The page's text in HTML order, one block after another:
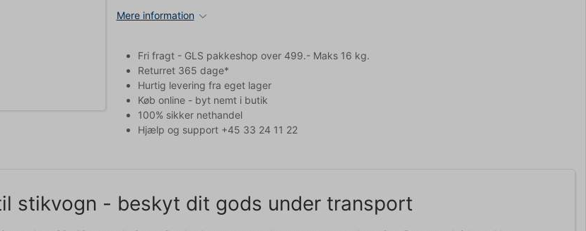
Mere information
Fri fragt - GLS pakkeshop over 499.- Maks 16 kg.
Returret 365 dage*
Hurtig levering fra eget lager
Køb online - byt nemt i butik
100% sikker nethandel
Hjælp og support +45 33 24 11 22
stikvogn - beskyt dit gods under transport